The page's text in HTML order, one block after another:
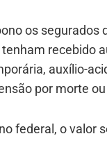
os segurados
recebido
auxílio-
por morte
federal, o valor